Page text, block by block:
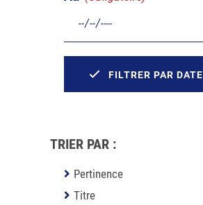
FILTRER PAR DATE
TRIER PAR :
Pertinence
Titre